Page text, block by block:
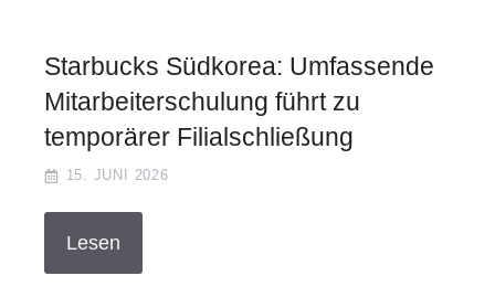
Starbucks Südkorea: Umfassende
Mitarbeiterschulung führt zu
temporärer Filialschließung
15. JUNI 2026
Lesen